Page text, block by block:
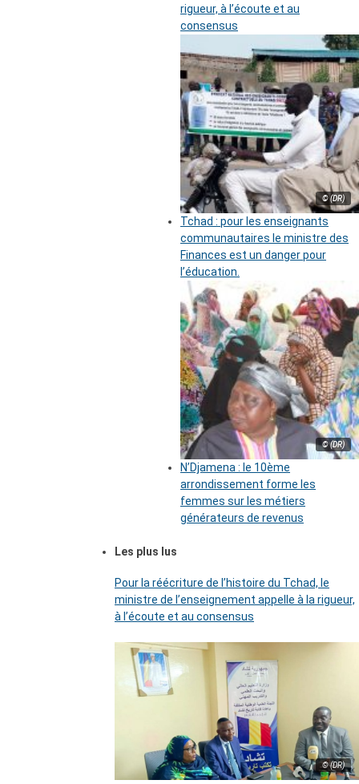
rigueur, à l’écoute et au
consensus
© (DR)
Tchad : pour les enseignants
communautaires le ministre des
Finances est un danger pour
l’éducation.
© (DR)
N’Djamena : le 10ème
arrondissement forme les
femmes sur les métiers
générateurs de revenus
Les plus lus
Pour la réécriture de l’histoire du Tchad, le
ministre de l’enseignement appelle à la rigueur,
à l’écoute et au consensus
© (DR)